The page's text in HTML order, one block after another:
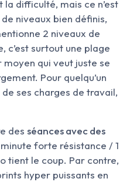
difficulté, mais ce n’est
de niveaux bien définis,
2 niveaux de
c’est surtout une plage
qui veut juste se
Pour quelqu’un
ses charges de travail,
des séances avec des
forte résistance / 1
tient le coup. Par contre,
hyper puissants en